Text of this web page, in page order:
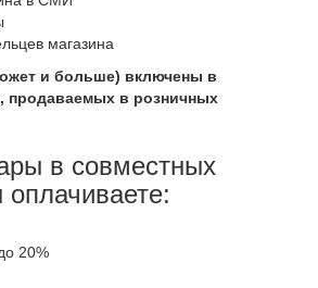
магазина
и больше) включены в
продаваемых в розничных
в совместных
20%